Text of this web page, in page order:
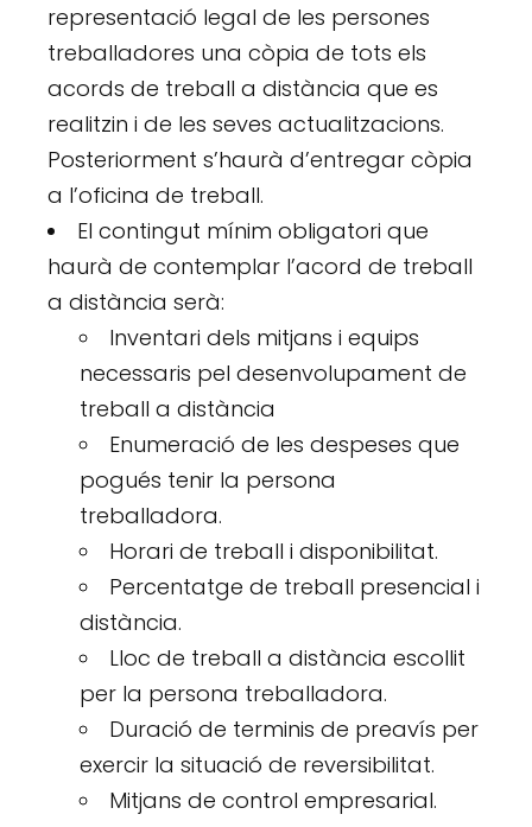
representació legal de les persones
treballadores una còpia de tots els
acords de treball a distància que es
realitzin i de les seves actualitzacions.
Posteriorment s’haurà d’entregar còpia
a l’oficina de treball.
El contingut mínim obligatori que
haurà de contemplar l’acord de treball
a distància serà:
Inventari dels mitjans i equips
necessaris pel desenvolupament de
treball a distància
Enumeració de les despeses que
pogués tenir la persona
treballadora.
Horari de treball i disponibilitat.
Percentatge de treball presencial i
distància.
Lloc de treball a distància escollit
per la persona treballadora.
Duració de terminis de preavís per
exercir la situació de reversibilitat.
Mitjans de control empresarial.